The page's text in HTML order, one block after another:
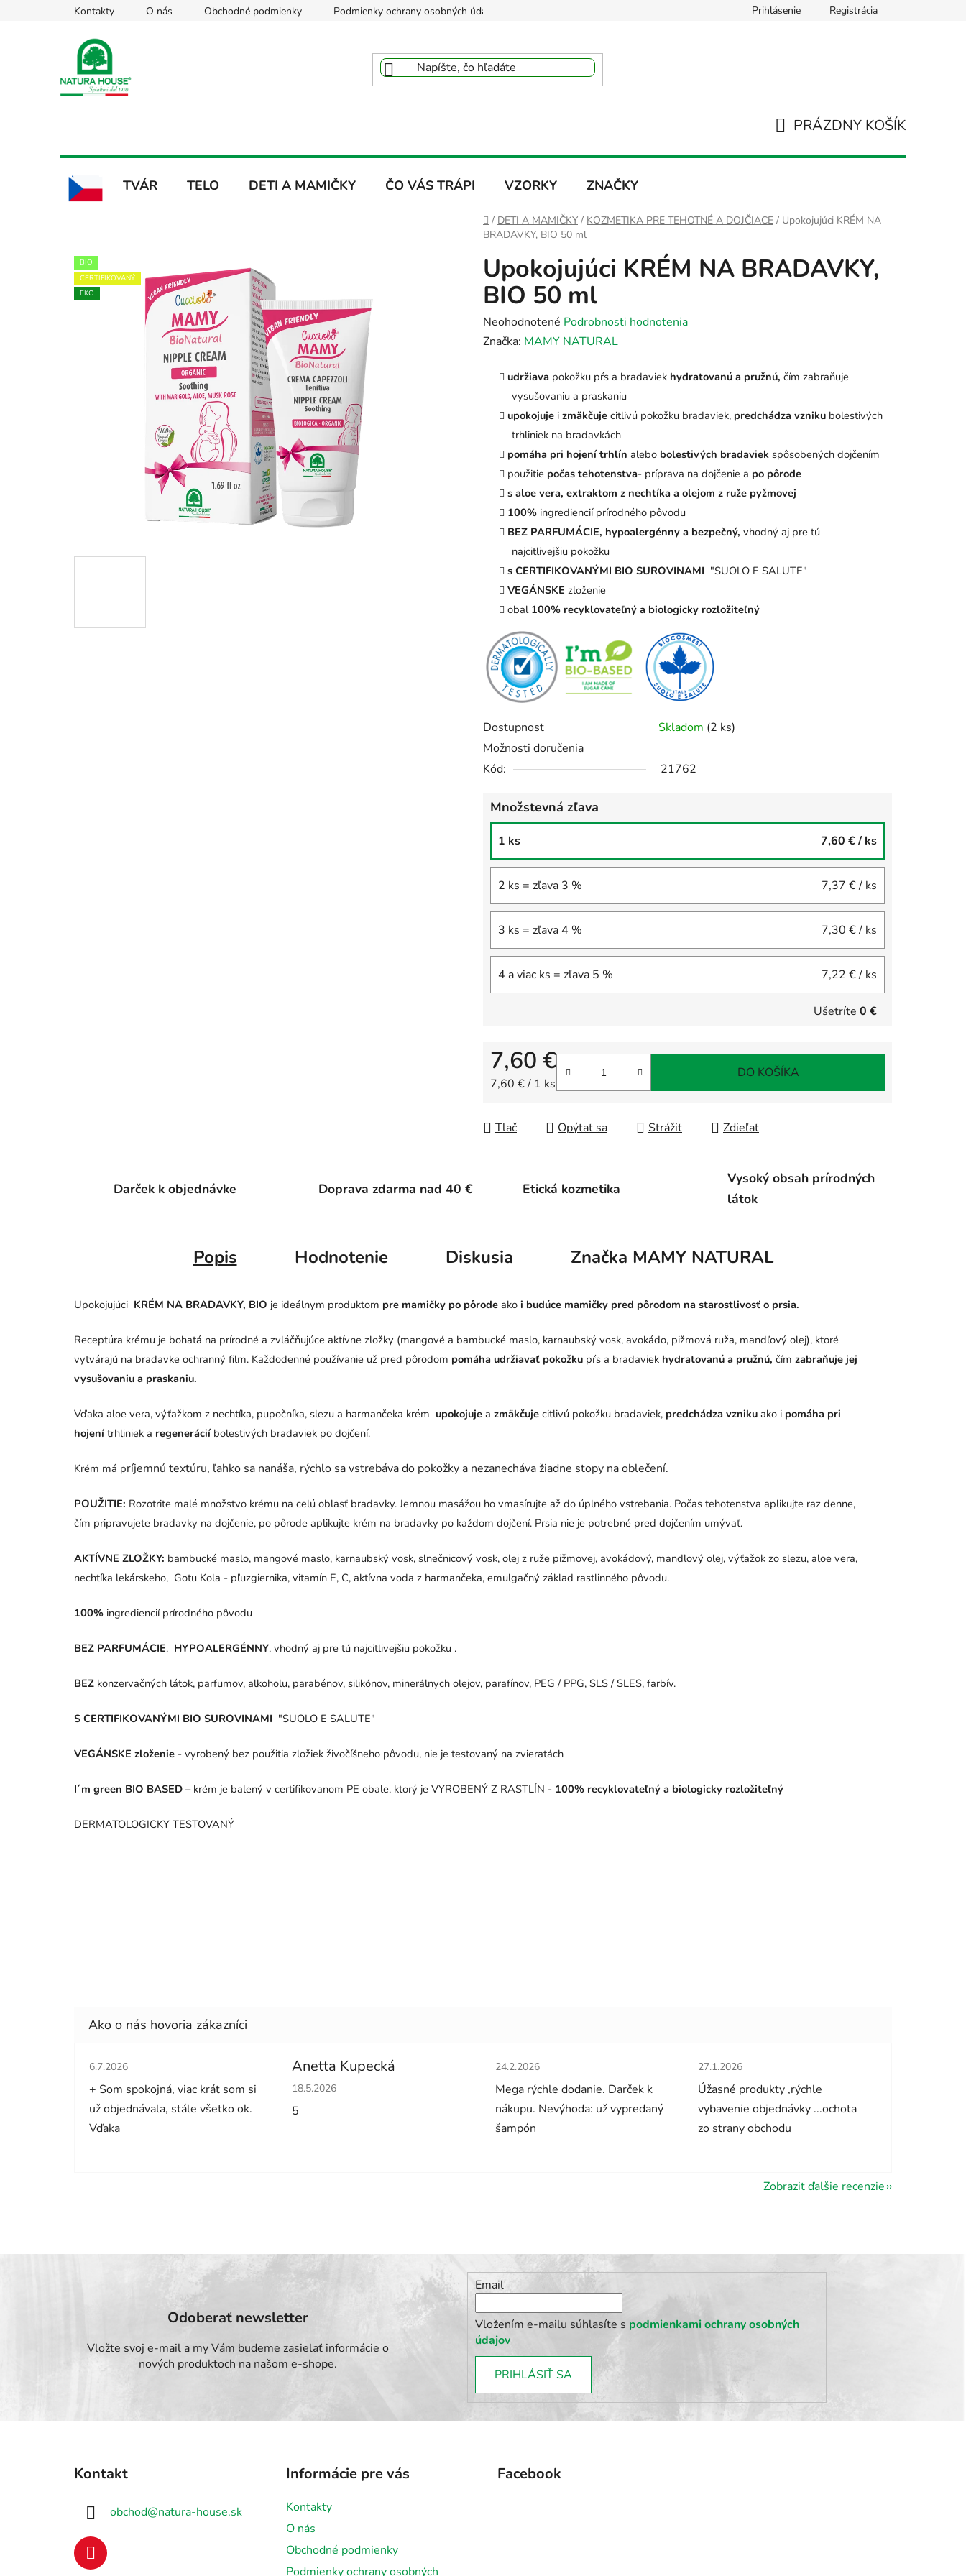
Kontakty O nás Obchodné podmienky Podmienky ochrany osobných údajov Používanie súborov Cookies Hodnotenie obchodu
Prihlásenie Registrácia
PRÁZDNY KOŠÍK
CZ
TVÁR TELO DETI A MAMIČKY ČO VÁS TRÁPI VZORKY ZNAČKY
Domov
/ DETI A MAMIČKY / KOZMETIKA PRE TEHOTNÉ A DOJČIACE / Upokojujúci KRÉM NA
BRADAVKY, BIO 50 ml
Upokojujúci KRÉM NA BRADAVKY,
BIO 50 ml
Priemerné
hodnotenie
hviezdičiek.
Neohodnotené Podrobnosti hodnotenia
Značka: MAMY NATURAL
udržiava pokožku pŕs a bradaviek hydratovanú a pružnú, čím zabraňuje
vysušovaniu a praskaniu
upokojuje i zmäkčuje citlivú pokožku bradaviek, predchádza vzniku bolestivých
trhliniek na bradavkách
pomáha pri hojení trhlín alebo bolestivých bradaviek spôsobených dojčením
použitie počas tehotenstva- príprava na dojčenie a po pôrode
s aloe vera, extraktom z nechtíka a olejom z ruže pyžmovej
100% ingrediencií prírodného pôvodu
BEZ PARFUMÁCIE, hypoalergénny a bezpečný, vhodný aj pre tú
najcitlivejšiu pokožku
s CERTIFIKOVANÝMI BIO SUROVINAMI "SUOLO E SALUTE"
VEGÁNSKE zloženie
obal 100% recyklovateľný a biologicky rozložiteľný
Dostupnosť Skladom (2 ks)
Možnosti doručenia
Kód:
21762
Množstevná zľava
1 ks 7,60 €/ ks
2 ks = zľava 3 % 7,37 €/ ks
3 ks = zľava 4 % 7,30 €/ ks
4 a viac ks = zľava 5 % 7,22 €/ ks
Ušetríte 0 €
7,60 €
Jednotková cena:
7,60 € / 1 ks
DO KOŠÍKA
Tlač Opýtať sa Strážiť Zdieľať
BIO
CERTIFIKOVANÝ
EKO
Darček k objednávke Doprava zdarma nad 40 € Etická kozmetika
Vysoký obsah prírodných
látok
Popis Hodnotenie Diskusia Značka MAMY NATURAL
Upokojujúci KRÉM NA BRADAVKY, BIO je ideálnym produktom pre mamičky po pôrode ako i budúce mamičky pred pôrodom na starostlivosť o prsia.
Receptúra krému ​​je bohatá na prírodné a zvláčňujúce aktívne zložky (mangové a bambucké maslo, karnaubský vosk, avokádo, pižmová ruža, mandľový olej), ktoré
vytvárajú na bradavke ochranný film. Každodenné používanie už pred pôrodom pomáha udržiavať pokožku pŕs a bradaviek hydratovanú a pružnú, čím zabraňuje jej
vysušovaniu a praskaniu.
Vďaka aloe vera, výťažkom z nechtíka, pupočníka, slezu a harmančeka krém upokojuje a zmäkčuje citlivú pokožku bradaviek, predchádza vzniku ako i pomáha pri
hojení trhliniek a regenerácií bolestivých bradaviek po dojčení.
Krém má príjemnú textúru, ľahko sa nanáša, rýchlo sa vstrebáva do pokožky a nezanecháva žiadne stopy na oblečení.
POUŽITIE: Rozotrite malé množstvo krému na celú oblasť bradavky. Jemnou masážou ho vmasírujte až do úplného vstrebania. Počas tehotenstva aplikujte raz denne,
čím pripravujete bradavky na dojčenie, po pôrode aplikujte krém na bradavky po každom dojčení. Prsia nie je potrebné pred dojčením umývať.
AKTÍVNE ZLOŽKY: bambucké maslo, mangové maslo, karnaubský vosk, slnečnicový vosk, olej z ruže pižmovej, avokádový, mandľový olej, výťažok zo slezu, aloe vera,
nechtíka lekárskeho, Gotu Kola - pľuzgiernika, vitamín E, C, aktívna voda z harmančeka, emulgačný základ rastlinného pôvodu.
100% ingrediencií prírodného pôvodu
BEZ PARFUMÁCIE, HYPOALERGÉNNY, vhodný aj pre tú najcitlivejšiu pokožku .
BEZ konzervačných látok, parfumov, alkoholu, parabénov, silikónov, minerálnych olejov, parafínov, PEG / PPG, SLS / SLES, farbív.
S CERTIFIKOVANÝMI BIO SUROVINAMI "SUOLO E SALUTE"
VEGÁNSKE zloženie - vyrobený bez použitia zložiek živočíšneho pôvodu, nie je testovaný na zvieratách
I´m green BIO BASED – krém je balený v certifikovanom PE obale, ktorý je VYROBENÝ Z RASTLÍN - 100% recyklovateľný a biologicky rozložiteľný
DERMATOLOGICKY TESTOVANÝ
Hodnotenie obchodu je 5 z 5 hviezdičiek.
6.7.2026
+ Som spokojná, viac krát som si
už objednávala, stále všetko ok.
Vďaka
Anetta Kupecká
Hodnotenie obchodu je 5 z 5 hviezdičiek.
18.5.2026
5
Hodnotenie obchodu je 5 z 5 hviezdičiek.
24.2.2026
Mega rýchle dodanie. Darček k
nákupu. Nevýhoda: už vypredaný
šampón
Hodnotenie obchodu je 5 z 5 hviezdičiek.
27.1.2026
Úžasné produkty ,rýchle
vybavenie objednávky ...ochota
zo strany obchodu
Zobraziť ďalšie recenzie
Odoberať newsletter
Vložte svoj e-mail a my Vám budeme zasielať informácie o
nových produktoch na našom e-shope.
Email
Vložením e-mailu súhlasíte s podmienkami ochrany osobných
údajov
PRIHLÁSIŤ SA
Kontakt
obchod@natura-house.sk
Informácie pre vás
Kontakty
O nás
Obchodné podmienky
Podmienky ochrany osobných
Facebook